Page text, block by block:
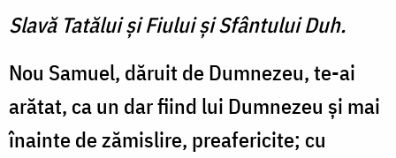
Slavă Tatălui şi Fiului şi Sfântului Duh.
Nou Samuel, dăruit de Dumnezeu, te-ai
arătat, ca un dar fiind lui Dumnezeu şi mai
înainte de zămislire, preafericite; cu